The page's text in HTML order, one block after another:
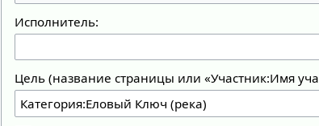
Исполнитель:
Цель (название страницы или «Участник:Имя